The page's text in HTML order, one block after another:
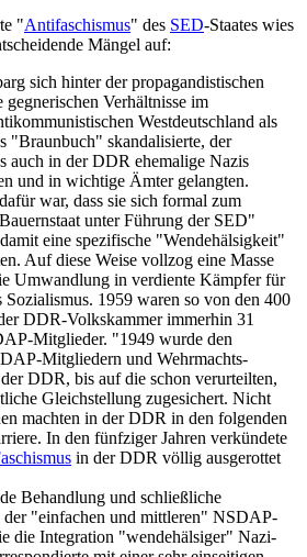
"Antifaschismus" des SED-Staates wies
Mängel auf:
sich hinter der propagandistischen
gegnerischen Verhältnisse im
Westdeutschland als
"Braunbuch" skandalisierte, der
auch in der DDR ehemalige Nazis
und in wichtige Ämter gelangten.
war, dass sie sich formal zum
unter Führung der SED"
eine spezifische "Wendehälsigkeit"
Auf diese Weise vollzog eine Masse
Umwandlung in verdiente Kämpfer für
Sozialismus. 1959 waren so von den 400
DDR-Volkskammer immerhin 31
Mitglieder. "1949 wurde den
Mitgliedern und Wehrmachts­
DDR, bis auf die schon verurteilten,
Gleichstellung zugesichert. Nicht
machten in der DDR in den folgenden
In den fünfziger Jahren verkündete
in der DDR völlig ausgerottet
Behandlung und schließliche
der "einfachen und mittleren" NSDAP-
die Integration "wendehälsiger" Nazi-